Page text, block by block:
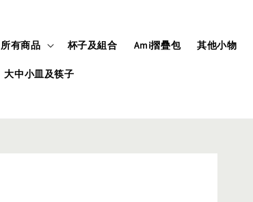
所有商品 杯子及組合 Ami摺疊包 其他小物
大中小皿及筷子